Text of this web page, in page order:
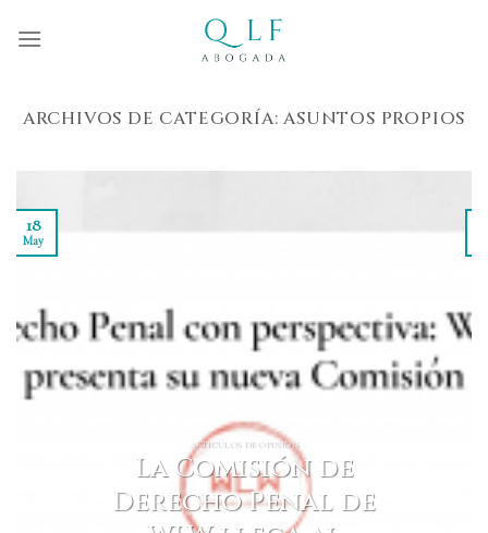
ARCHIVOS DE CATEGORÍA:ASUNTOS PROPIOS
ARTÍCULOS DE OPINIÓN
La Comisión de
Derecho Penal de
18
May